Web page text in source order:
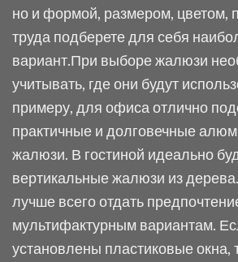
но и формой, размером, цветом,
труда подберете для себя
вариант.При выборе жалюзи
учитывать, где они будут
примеру, для офиса отлично
практичные и долговечные
жалюзи. В гостиной идеально
вертикальные жалюзи из
лучше всего отдать
мультифактурным вариантам.
установлены пластиковые окна,